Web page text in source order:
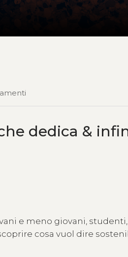
dedica &
e meno giovani, studenti,
cosa vuol dire